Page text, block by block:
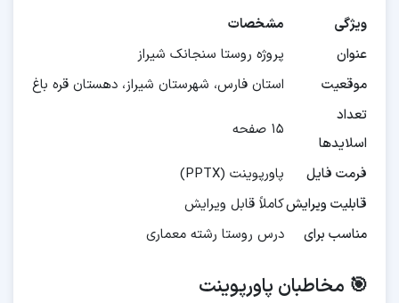
ویژگی
مشخصات
عنوان
پروژه روستا سنجانک شیراز
موقعیت
استان فارس، شهرستان شیراز، دهستان قره باغ
تعداد
اسلایدها
۱۵ صفحه
فرمت فایل
پاورپوینت (PPTX)
قابلیت ویرایشکاملاً قابل ویرایش
مناسب برای
درس روستا رشته معماری
🎯 مخاطبان پاورپوینت